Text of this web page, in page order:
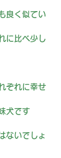
良く似てい
に比べ少し
ぞれに幸せ
犬です
ないでしょ